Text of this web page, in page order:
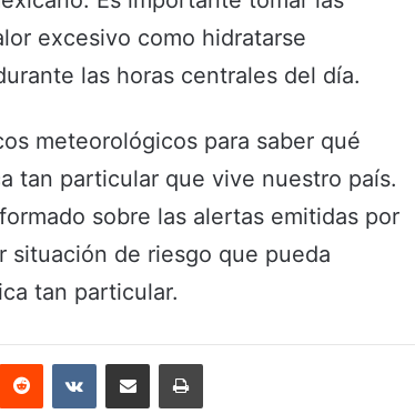
excesivo como hidratarse
las horas centrales del día.
meteorológicos para saber qué
tan particular que vive nuestro país.
sobre las alertas emitidas por
situación de riesgo que pueda
tan particular.